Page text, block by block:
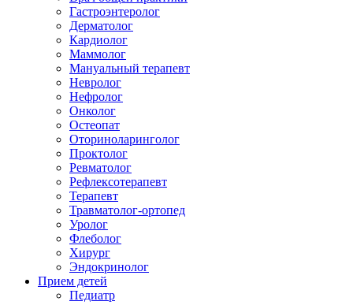
Гастроэнтеролог
Дерматолог
Кардиолог
Маммолог
Мануальный терапевт
Невролог
Нефролог
Онколог
Остеопат
Оториноларинголог
Проктолог
Ревматолог
Рефлексотерапевт
Терапевт
Травматолог-ортопед
Уролог
Флеболог
Хирург
Эндокринолог
Прием детей
Педиатр